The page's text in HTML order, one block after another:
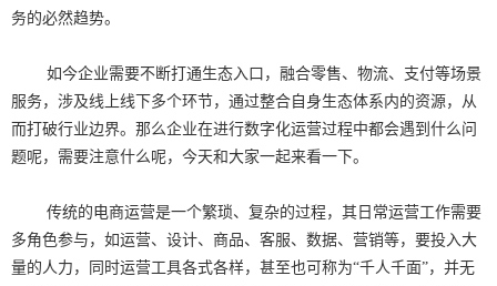
务的必然趋势。
如今企业需要不断打通生态入口，融合零售、物流、支付等场景
服务，涉及线上线下多个环节，通过整合自身生态体系内的资源，从
而打破行业边界。那么企业在进行数字化运营过程中都会遇到什么问
题呢，需要注意什么呢，今天和大家一起来看一下。
传统的电商运营是一个繁琐、复杂的过程，其日常运营工作需要
多角色参与，如运营、设计、商品、客服、数据、营销等，要投入大
量的人力，同时运营工具各式各样，甚至也可称为“千人千面”，并无